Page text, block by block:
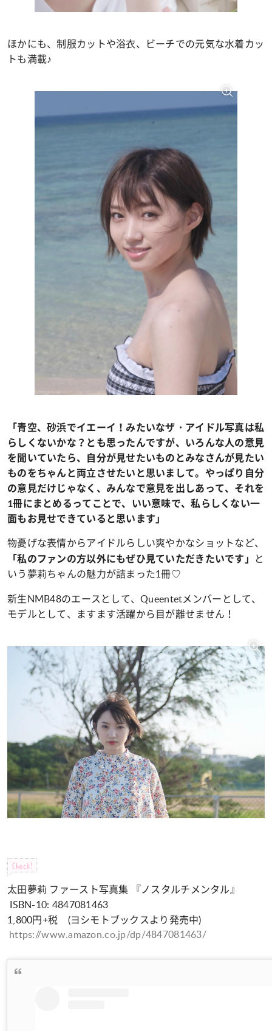
ほかにも、制服カットや浴衣、ビーチでの元気な水着カッ
トも満載♪
「青空、砂浜でイエーイ！みたいなザ・アイドル写真は私
らしくないかな？とも思ったんですが、いろんな人の意見
を聞いていたら、自分が見せたいものとみなさんが見たい
ものをちゃんと両立させたいと思いまして。やっぱり自分
の意見だけじゃなく、みんなで意見を出しあって、それを
1冊にまとめるってことで、いい意味で、私らしくない一
面もお見せできていると思います」
物憂げな表情からアイドルらしい爽やかなショットなど、
「私のファンの方以外にもぜひ見ていただきたいです」
と
いう夢莉ちゃんの魅力が詰まった1冊♡
新生NMB48のエースとして、Queentetメンバーとして、
モデルとして、ますます活躍から目が離せません！
Check!
太田夢莉 ファースト写真集 『ノスタルチメンタル』
ISBN-10: 4847081463
1,800円+税 (ヨシモトブックスより発売中)
https://www.amazon.co.jp/dp/4847081463/